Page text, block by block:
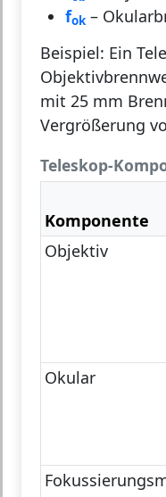
fok –
Beispiel: Ein
mit 25 mm
Vergrößerung
Teleskop-
Komponente
Objektiv
Okular